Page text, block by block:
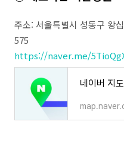
주소: 서울특별시 성동구 왕
575
https://naver.me/
네이버 지도